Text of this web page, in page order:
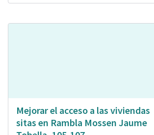
Mejorar el acceso a las viviendas
sitas en Rambla Mossen Jaume